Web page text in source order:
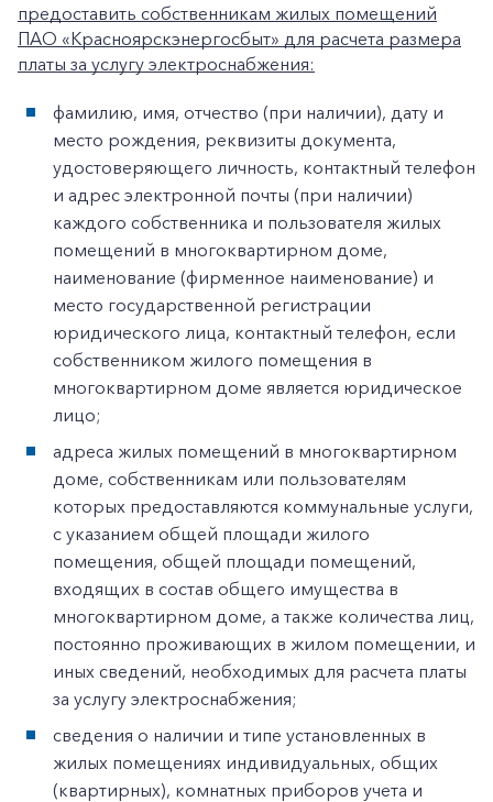
предоставить собственникам жилых помещений
ПАО «Красноярскэнергосбыт» для расчета размера
платы за услугу электроснабжения:
фамилию, имя, отчество (при наличии), дату и
место рождения, реквизиты документа,
удостоверяющего личность, контактный телефон
и адрес электронной почты (при наличии)
каждого собственника и пользователя жилых
помещений в многоквартирном доме,
наименование (фирменное наименование) и
место государственной регистрации
юридического лица, контактный телефон, если
собственником жилого помещения в
многоквартирном доме является юридическое
лицо;
адреса жилых помещений в многоквартирном
доме, собственникам или пользователям
которых предоставляются коммунальные услуги,
с указанием общей площади жилого
помещения, общей площади помещений,
входящих в состав общего имущества в
многоквартирном доме, а также количества лиц,
постоянно проживающих в жилом помещении, и
иных сведений, необходимых для расчета платы
за услугу электроснабжения;
сведения о наличии и типе установленных в
жилых помещениях индивидуальных, общих
(квартирных), комнатных приборов учета и